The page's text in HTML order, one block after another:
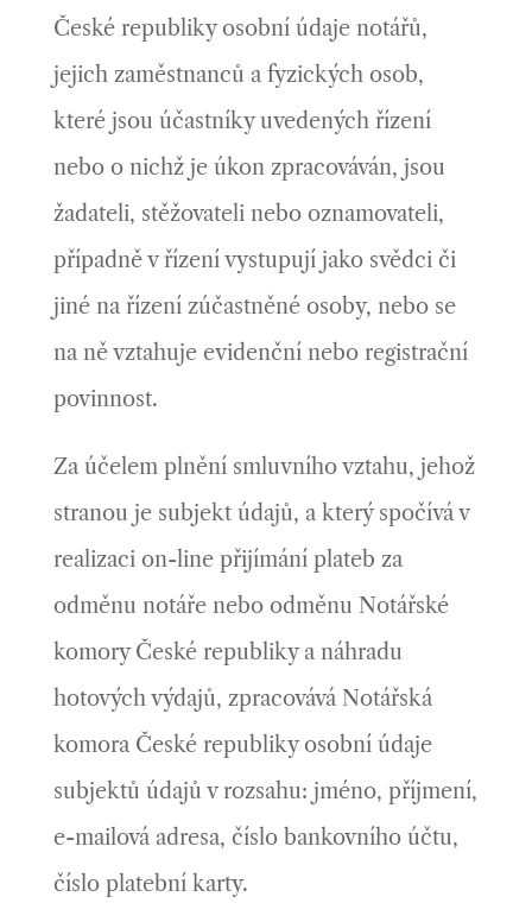
České republiky osobní údaje notářů,
jejich zaměstnanců a fyzických osob,
které jsou účastníky uvedených řízení
nebo o nichž je úkon zpracováván, jsou
žadateli, stěžovateli nebo oznamovateli,
případně v řízení vystupují jako svědci či
jiné na řízení zúčastněné osoby, nebo se
na ně vztahuje evidenční nebo registrační
povinnost.
Za účelem plnění smluvního vztahu, jehož
stranou je subjekt údajů, a který spočívá v
realizaci on-line přijímání plateb za
odměnu notáře nebo odměnu Notářské
komory České republiky a náhradu
hotových výdajů, zpracovává Notářská
komora České republiky osobní údaje
subjektů údajů v rozsahu: jméno, příjmení,
e-mailová adresa, číslo bankovního účtu,
číslo platební karty.